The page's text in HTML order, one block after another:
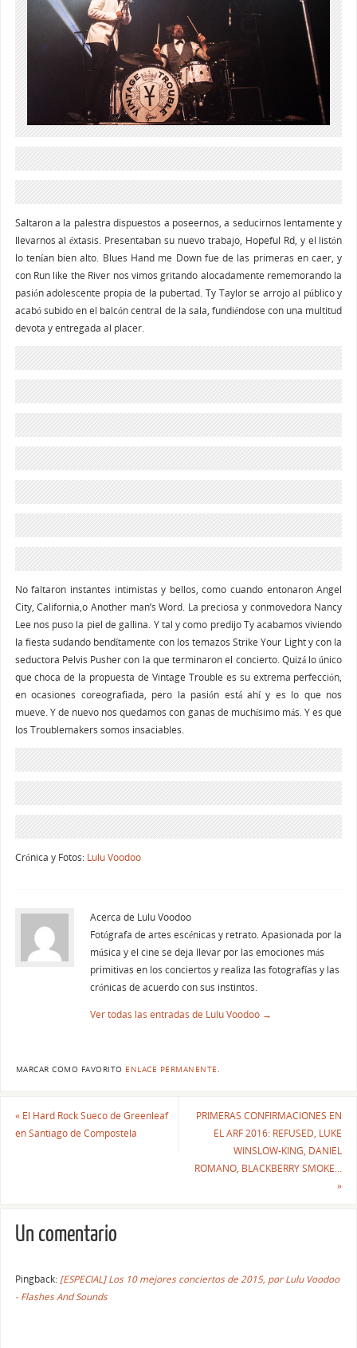
Saltaron a la palestra dispuestos a poseernos, a seducirnos lentamente y
llevarnos al éxtasis. Presentaban su nuevo trabajo, Hopeful Rd, y el listón
lo tenían bien alto. Blues Hand me Down fue de las primeras en caer, y
con Run like the River nos vimos gritando alocadamente rememorando la
pasión adolescente propia de la pubertad. Ty Taylor se arrojo al público y
acabó subido en el balcón central de la sala, fundiéndose con una multitud
devota y entregada al placer.
No faltaron instantes intimistas y bellos, como cuando entonaron Angel
City, California,o Another man’s Word. La preciosa y conmovedora Nancy
Lee nos puso la piel de gallina. Y tal y como predijo Ty acabamos viviendo
la fiesta sudando bendítamente con los temazos Strike Your Light y con la
seductora Pelvis Pusher con la que terminaron el concierto. Quizá lo único
que choca de la propuesta de Vintage Trouble es su extrema perfección,
en ocasiones coreografiada, pero la pasión está ahí y es lo que nos
mueve. Y de nuevo nos quedamos con ganas de muchísimo más. Y es que
los Troublemakers somos insaciables.
Crónica y Fotos: Lulu Voodoo
Acerca de Lulu Voodoo
Fotógrafa de artes escénicas y retrato. Apasionada por la
música y el cine se deja llevar por las emociones más
primitivas en los conciertos y realiza las fotografías y las
crónicas de acuerdo con sus instintos.
Ver todas las entradas de Lulu Voodoo →
MARCAR COMO FAVORITO ENLACE PERMANENTE
«El Hard Rock Sueco de Greenleaf
en Santiago de Compostela
PRIMERAS CONFIRMACIONES EN
EL ARF 2016: REFUSED, LUKE
WINSLOW-KING, DANIEL
ROMANO, BLACKBERRY SMOKE…
»
Un comentario
Pingback: [ESPECIAL] Los 10 mejores conciertos de 2015, por Lulu Voodoo
- Flashes And Sounds